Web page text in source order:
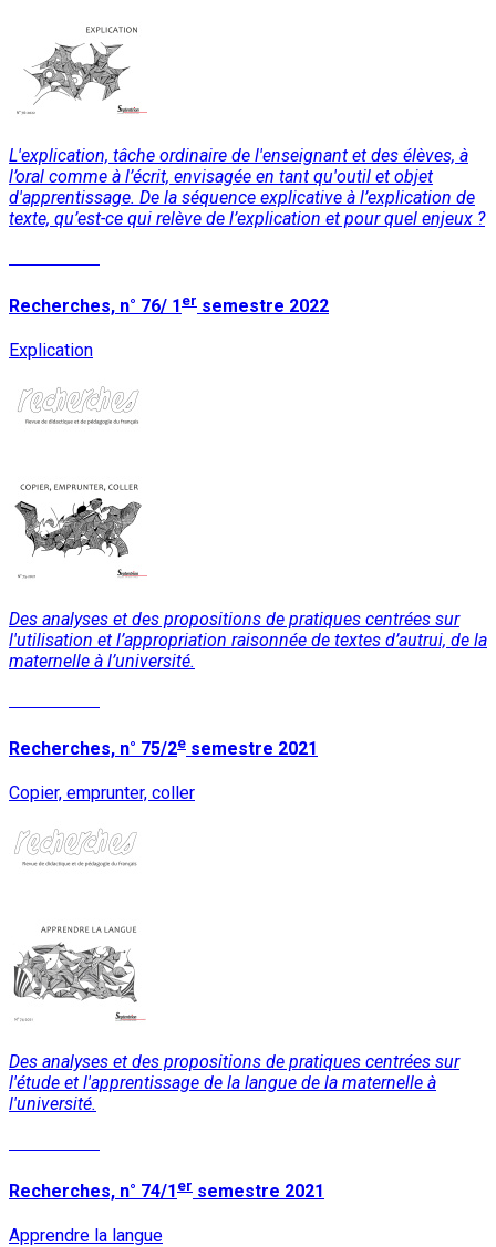
L'explication, tâche ordinaire de l'enseignant et des élèves, à
l’oral comme à l’écrit, envisagée en tant qu'outil et objet
d'apprentissage. De la séquence explicative à l’explication de
texte, qu’est-ce qui relève de l’explication et pour quel enjeux ?
Recherches, n° 76/ 1 er semestre 2022
Explication
Des analyses et des propositions de pratiques centrées sur
l'utilisation et l’appropriation raisonnée de textes d’autrui, de la
maternelle à l’université.
Recherches, n° 75/2e semestre 2021
Copier, emprunter, coller
Des analyses et des propositions de pratiques centrées sur
l'étude et l'apprentissage de la langue de la maternelle à
l'université.
Recherches, n° 74/1 er semestre 2021
Apprendre la langue